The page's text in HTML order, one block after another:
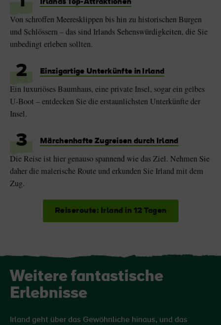
Irlands Top-Attraktionen
Von schroffen Meeresklippen bis hin zu historischen Burgen
und Schlössern – das sind Irlands Sehenswürdigkeiten, die Sie
unbedingt erleben sollten.
2 Einzigartige Unterkünfte in Irland
Ein luxuriöses Baumhaus, eine private Insel, sogar ein gelbes
U-Boot – entdecken Sie die erstaunlichsten Unterkünfte der
Insel.
3 Märchenhafte Zugreisen durch Irland
Die Reise ist hier genauso spannend wie das Ziel. Nehmen Sie
daher die malerische Route und erkunden Sie Irland mit dem
Zug.
Reiseroute: Irland in 12 Tagen
Weitere fantastische
Erlebnisse
Irland geht über das Gewöhnliche hinaus, und das